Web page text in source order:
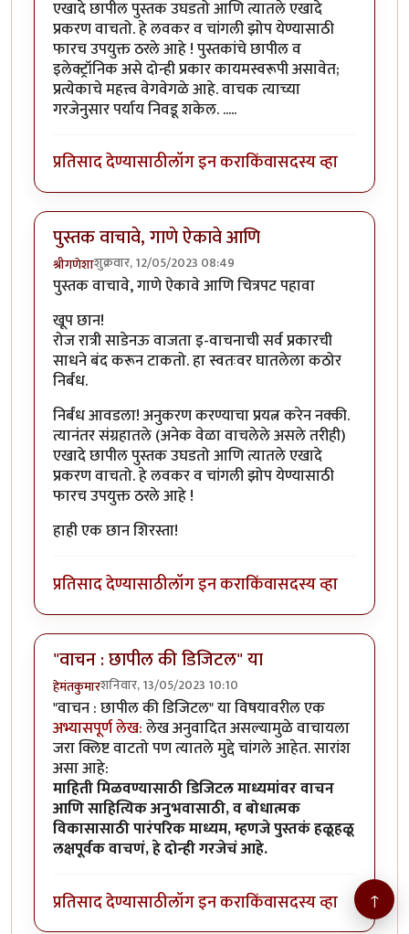
एखादे छापील पुस्तक उघडतो आणि त्यातले एखादे
प्रकरण वाचतो. हे लवकर व चांगली झोप येण्यासाठी
फारच उपयुक्त ठरले आहे ! पुस्तकांचे छापील व
इलेक्ट्रॉनिक असे दोन्ही प्रकार कायमस्वरूपी असावेत;
प्रत्येकाचे महत्त्व वेगवेगळे आहे. वाचक त्याच्या
गरजेनुसार पर्याय निवडू शकेल. .....
प्रतिसाद देण्यासाठीलॉग इन कराकिंवासदस्य व्हा
पुस्तक वाचावे, गाणे ऐकावे आणि
श्रीगणेशाशुक्रवार, 12/05/2023 08:49
पुस्तक वाचावे, गाणे ऐकावे आणि चित्रपट पहावा
खूप छान!
रोज रात्री साडेनऊ वाजता इ-वाचनाची सर्व प्रकारची
साधने बंद करून टाकतो. हा स्वतःवर घातलेला कठोर
निर्बंध.
निर्बंध आवडला! अनुकरण करण्याचा प्रयत्न करेन नक्की.
त्यानंतर संग्रहातले (अनेक वेळा वाचलेले असले तरीही)
एखादे छापील पुस्तक उघडतो आणि त्यातले एखादे
प्रकरण वाचतो. हे लवकर व चांगली झोप येण्यासाठी
फारच उपयुक्त ठरले आहे !
हाही एक छान शिरस्ता!
प्रतिसाद देण्यासाठीलॉग इन कराकिंवासदस्य व्हा
"वाचन : छापील की डिजिटल" या
हेमंतकुमारशनिवार, 13/05/2023 10:10
"वाचन : छापील की डिजिटल" या विषयावरील एक
अभ्यासपूर्ण लेख:लेख अनुवादित असल्यामुळे वाचायला
जरा क्लिष्ट वाटतो पण त्यातले मुद्दे चांगले आहेत. सारांश
असा आहे:
माहिती मिळवण्यासाठी डिजिटल माध्यमांवर वाचन
आणि साहित्यिक अनुभवासाठी, व बोधात्मक
विकासासाठी पारंपरिक माध्यम, म्हणजे पुस्तकं हळूहळू
लक्षपूर्वक वाचणं, हे दोन्ही गरजेचं आहे.
प्रतिसाद देण्यासाठीलॉग इन कराकिंवासदस्य व्हा ↑